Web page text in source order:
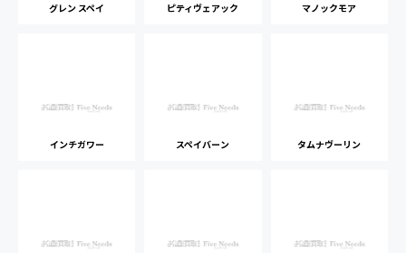
グレン スペイ ピティヴェアック マノックモア
インチガワー スペイバーン タムナヴーリン